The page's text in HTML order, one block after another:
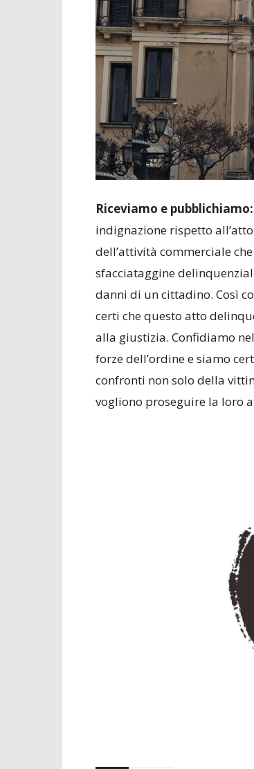
Riceviamo e pubblichiamo:
indignazione rispetto
dell’attività commerciale
sfacciataggine
danni di un cittadino. Così
certi che questo atto
alla giustizia. Confidiamo
forze dell’ordine e siamo
confronti non solo della
vogliono proseguire la loro